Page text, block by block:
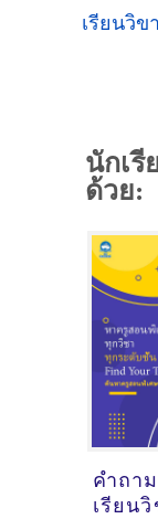
เรียนวิ
นักเ
ด้วย:
คำถา
เรียนวิ